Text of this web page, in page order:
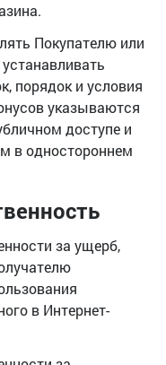
Покупателю или
порядок и условия
указываются
доступе и
в одностороннем
за ущерб,
в Интернет-